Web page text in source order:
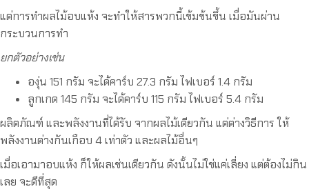
แต่การทำผลไม้อบแห้ง จะทำให้สารพวกนี้เข้มข้นขึ้น เมื่อมันผ่าน
กระบวนการทำ
ยกตัวอย่างเช่น
องุ่น 151 กรัม จะได้คาร์บ 27.3 กรัม ไฟเบอร์ 1.4 กรัม
ลูกเกด 145 กรัม จะได้คาร์บ 115 กรัม ไฟเบอร์ 5.4 กรัม
ผลิตภัณฑ์ และพลังงานที่ได้รับ จากผลไม้เดียวกัน แต่ต่างวิธีการ ให้
พลังงานต่างกันเกือบ 4 เท่าตัว และผลไม้อื่นๆ
เมื่อเอามาอบแห้ง ก็ให้ผลเช่นเดียวกัน ดังนั้นไม่ใช่แค่เลี่ยง แต่ต้องไม่กิน
เลย จะดีที่สุด